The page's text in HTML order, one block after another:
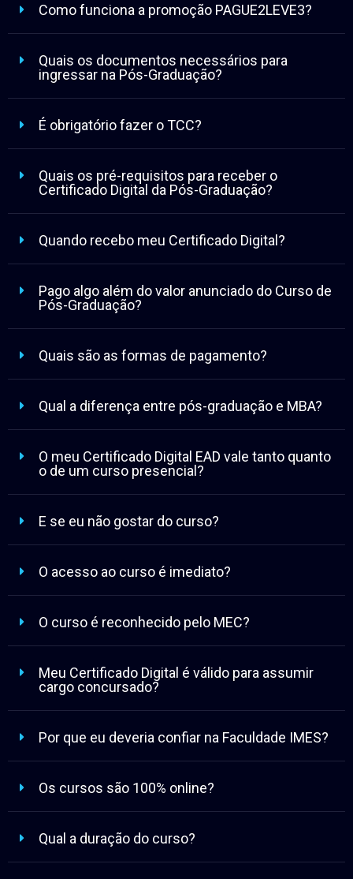
Como funciona a promoção PAGUE2LEVE3?
Quais os documentos necessários para
ingressar na Pós-Graduação?
É obrigatório fazer o TCC?
Quais os pré-requisitos para receber o
Certificado Digital da Pós-Graduação?
Quando recebo meu Certificado Digital?
Pago algo além do valor anunciado do Curso de
Pós-Graduação?
Quais são as formas de pagamento?
Qual a diferença entre pós-graduação e MBA?
O meu Certificado Digital EAD vale tanto quanto
o de um curso presencial?
E se eu não gostar do curso?
O acesso ao curso é imediato?
O curso é reconhecido pelo MEC?
Meu Certificado Digital é válido para assumir
cargo concursado?
Por que eu deveria confiar na Faculdade IMES?
Os cursos são 100% online?
Qual a duração do curso?